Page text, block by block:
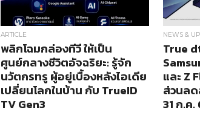
ARTICLE
พลิกโฉมกล่องทีวี ให้เป็น
ศูนย์กลางชีวิตอัจฉริยะ: รู้จัก
นวัตกรทรู ผู้อยู่เบื้องหลังไอเดีย
เปลี่ยนโลกในบ้าน กับ TrueID
TV Gen3
NEWS &
True
และ Z
ส่วนล
31 ก.ค.